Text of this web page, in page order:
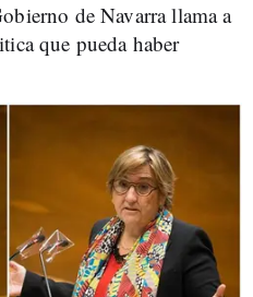
de Navarra llama a
que pueda haber